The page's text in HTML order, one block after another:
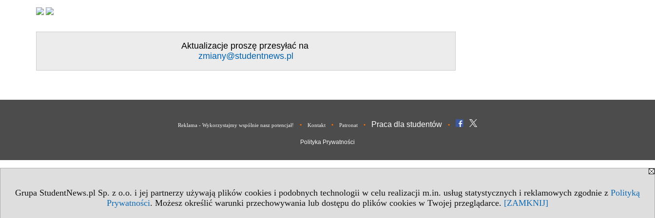
Grupa StudentNews.pl Sp. z o.o. i jej partnerzy używają plików cookies i podobnych technologii w celu realizacji m.in. usług statystycznych i reklamowych zgodnie z Polityką
Prywatności. Możesz określić warunki przechowywania lub dostępu do plików cookies w Twojej przeglądarce. [ZAMKNIJ]
Aktualizacje proszę przesyłać na
zmiany@studentnews.pl
Reklama - Wykorzystajmy wspólnie nasz potencjał! • Kontakt • Patronat • Praca dla studentów •
Polityka Prywatności